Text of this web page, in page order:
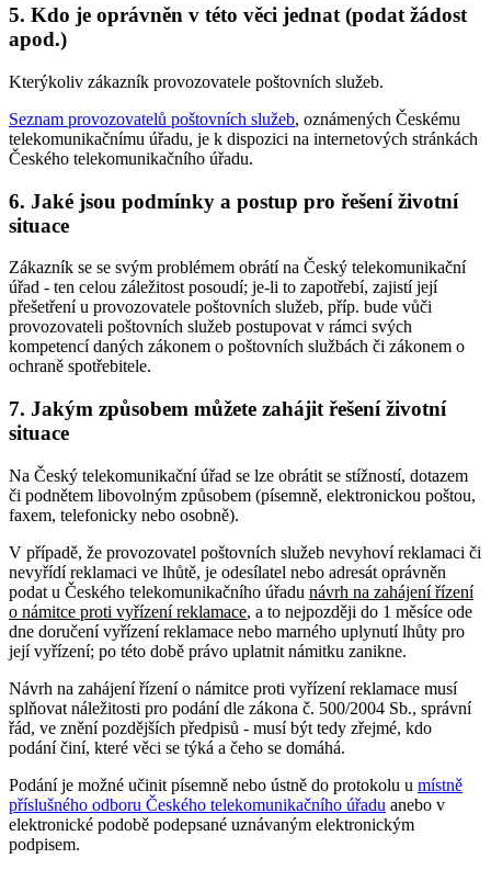
5. Kdo je oprávněn v této věci jednat (podat žádost
apod.)
Kterýkoliv zákazník provozovatele poštovních služeb.
Seznam provozovatelů poštovních služeb, oznámených Českému
telekomunikačnímu úřadu, je k dispozici na internetových stránkách
Českého telekomunikačního úřadu.
6. Jaké jsou podmínky a postup pro řešení životní
situace
Zákazník se se svým problémem obrátí na Český telekomunikační
úřad - ten celou záležitost posoudí; je-li to zapotřebí, zajistí její
přešetření u provozovatele poštovních služeb, příp. bude vůči
provozovateli poštovních služeb postupovat v rámci svých
kompetencí daných zákonem o poštovních službách či zákonem o
ochraně spotřebitele.
7. Jakým způsobem můžete zahájit řešení životní
situace
Na Český telekomunikační úřad se lze obrátit se stížností, dotazem
či podnětem libovolným způsobem (písemně, elektronickou poštou,
faxem, telefonicky nebo osobně).
V případě, že provozovatel poštovních služeb nevyhoví reklamaci či
nevyřídí reklamaci ve lhůtě, je odesílatel nebo adresát oprávněn
podat u Českého telekomunikačního úřadu návrh na zahájení řízení
o námitce proti vyřízení reklamace, a to nejpozději do 1 měsíce ode
dne doručení vyřízení reklamace nebo marného uplynutí lhůty pro
její vyřízení; po této době právo uplatnit námitku zanikne.
Návrh na zahájení řízení o námitce proti vyřízení reklamace musí
splňovat náležitosti pro podání dle zákona č. 500/2004 Sb., správní
řád, ve znění pozdějších předpisů - musí být tedy zřejmé, kdo
podání činí, které věci se týká a čeho se domáhá.
Podání je možné učinit písemně nebo ústně do protokolu u místně
příslušného odboru Českého telekomunikačního úřadu anebo v
elektronické podobě podepsané uznávaným elektronickým
podpisem.